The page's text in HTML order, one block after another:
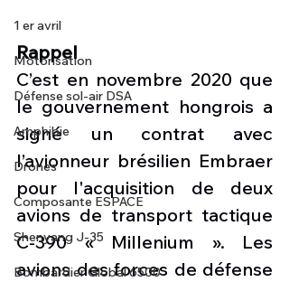
1 er avril
Motorisation
Défense sol-air DSA
Amphibie
Drones
Composante ESPACE
Shenyang J-35
Bombardier Global 6500
Rappel
C’est en novembre 2020 que
le gouvernement hongrois a
signé un contrat avec
l’avionneur brésilien Embraer
pour l'acquisition de deux
avions de transport tactique
C-390 « Millenium ». Les
avions des forces de défense